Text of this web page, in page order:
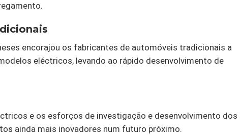
encorajou os fabricantes de automóveis tradicionais a
eléctricos, levando ao rápido desenvolvimento de
e os esforços de investigação e desenvolvimento dos
ainda mais inovadores num futuro próximo.